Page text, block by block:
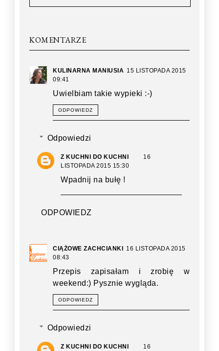
KOMENTARZE
KULINARNA MANIUSIA 15 LISTOPADA 2015
09:41
Uwielbiam takie wypieki :-)
ODPOWIEDZ
Odpowiedzi
Z KUCHNI DO KUCHNI
16
LISTOPADA 2015 15:30
Wpadnij na bułę !
ODPOWIEDZ
CIĄŻOWE ZACHCIANKI 16 LISTOPADA 2015
08:43
Przepis zapisałam i zrobię w
weekend:) Pysznie wygląda.
ODPOWIEDZ
Odpowiedzi
Z KUCHNI DO KUCHNI
16